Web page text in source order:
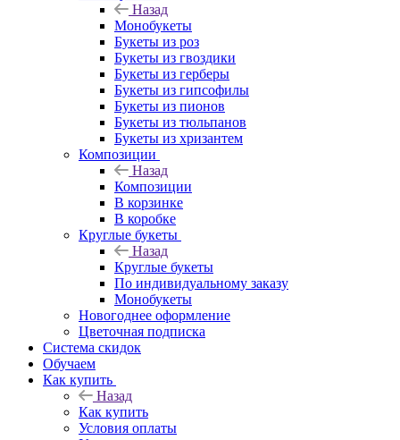
Назад
Монобукеты
Букеты из роз
Букеты из гвоздики
Букеты из герберы
Букеты из гипсофилы
Букеты из пионов
Букеты из тюльпанов
Букеты из хризантем
Композиции
Назад
Композиции
В корзинке
В коробке
Круглые букеты
Назад
Круглые букеты
По индивидуальному заказу
Монобукеты
Новогоднее оформление
Цветочная подписка
Система скидок
Обучаем
Как купить
Назад
Как купить
Условия оплаты